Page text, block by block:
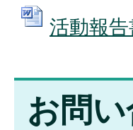
活動報
お問